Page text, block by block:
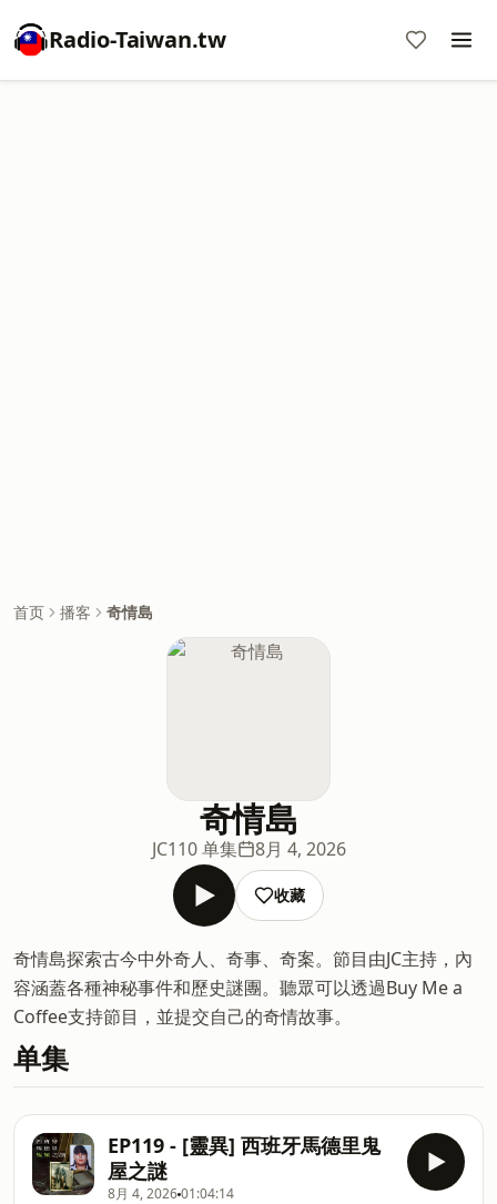
Radio-Taiwan.tw
首页 播客 奇情島
奇情島
JC110 单集 8月 4, 2026
收藏
奇情島探索古今中外奇人、奇事、奇案。節目由JC主持，內
容涵蓋各種神秘事件和歷史謎團。聽眾可以透過Buy Me a
Coffee支持節目，並提交自己的奇情故事。
单集
EP119 - [靈異] 西班牙馬德里鬼
屋之謎
8月 4, 202601:04:14